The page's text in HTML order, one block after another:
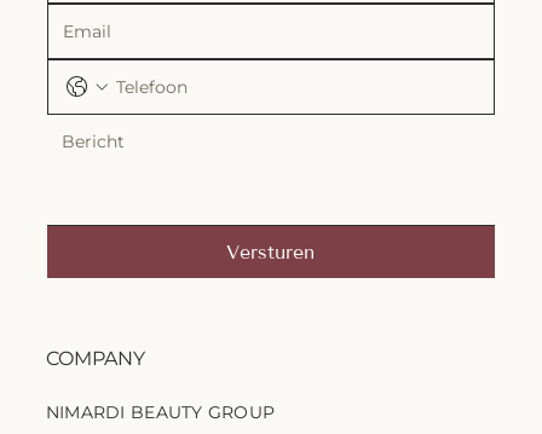
Versturen
COMPANY
NIMARDI BEAUTY GROUP